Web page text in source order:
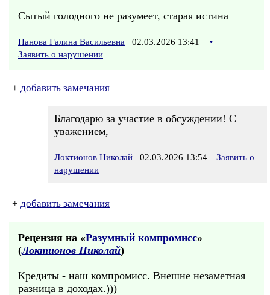
Сытый голодного не разумеет, старая истина
Панова Галина Васильевна 02.03.2026 13:41
•
Заявить о нарушении
+ добавить замечания
Благодарю за участие в обсуждении! С
уважением,
Локтионов Николай 02.03.2026 13:54
Заявить о
нарушении
+ добавить замечания
Рецензия на «Разумный компромисс»
(Локтионов Николай)
Кредиты - наш компромисс. Внешне незаметная
разница в доходах.)))